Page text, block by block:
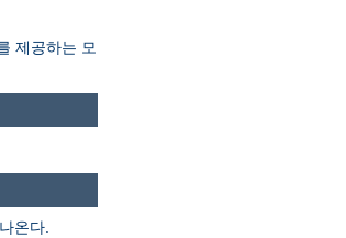
제공하는 모
온다.